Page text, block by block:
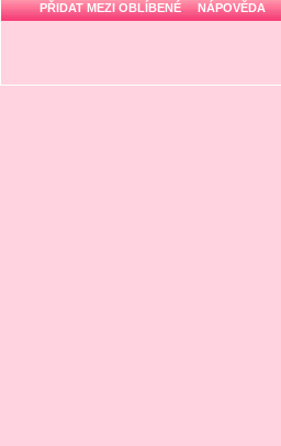
PŘIDAT MEZI OBLÍBENÉ NÁPOVĚDA